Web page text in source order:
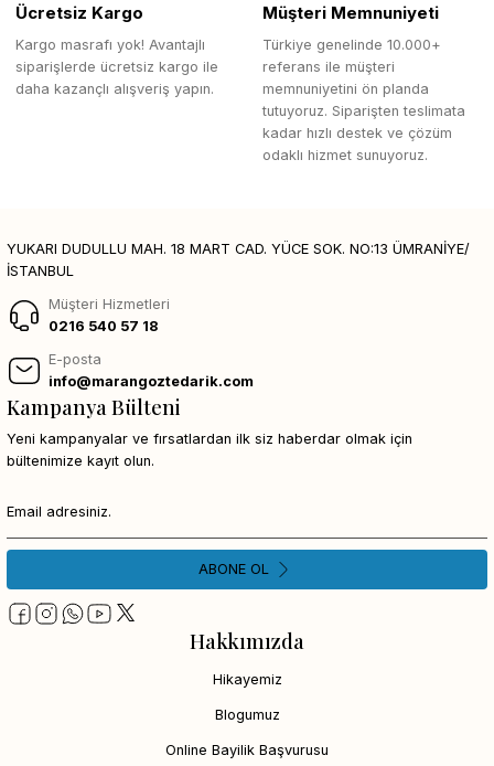
Ücretsiz Kargo
Kargo masrafı yok! Avantajlı
siparişlerde ücretsiz kargo ile
daha kazançlı alışveriş yapın.
Müşteri Memnuniyeti
Türkiye genelinde 10.000+
referans ile müşteri
memnuniyetini ön planda
tutuyoruz. Siparişten teslimata
kadar hızlı destek ve çözüm
odaklı hizmet sunuyoruz.
YUKARI DUDULLU MAH. 18 MART CAD. YÜCE SOK. NO:13 ÜMRANİYE/
İSTANBUL
Müşteri Hizmetleri
0216 540 57 18
E-posta
info@marangoztedarik.com
Hakkımızda
Hikayemiz
Blogumuz
Online Bayilik Başvurusu
Kampanya Bülteni
Yeni kampanyalar ve fırsatlardan ilk siz haberdar olmak için
bültenimize kayıt olun.
ABONE OL